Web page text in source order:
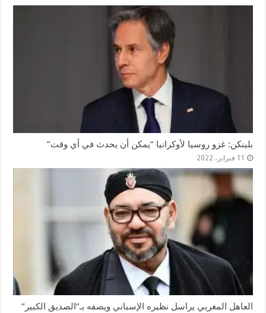
بلينكن: غزو روسيا لأوكرانيا “يمكن أن يحدث في أي وقت”
11 فبراير، 2022
العاهل المغربي يراسل نظيره الإسباني ويصفه بـ”الصديق الكبير”